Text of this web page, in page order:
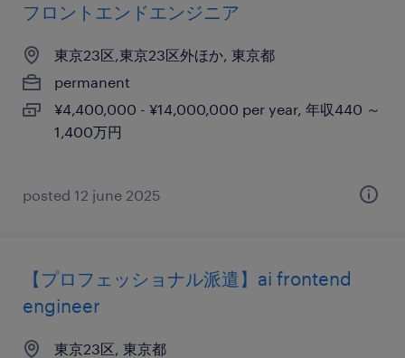
フロントエンドエンジニア
東京23区,東京23区外ほか, 東京都
permanent
¥4,400,000 - ¥14,000,000 per year, 年収440 ～
1,400万円
posted 12 june 2025
【プロフェッショナル派遣】ai frontend
engineer
東京23区, 東京都